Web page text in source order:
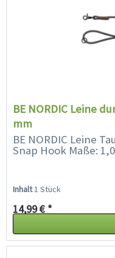
BE NORDIC Leine
mm
BE NORDIC Leine
Snap Hook Maße:
Inhalt1 Stück
14,99 € *